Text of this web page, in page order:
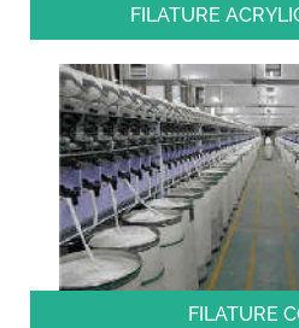
FILATURE
FILATURE